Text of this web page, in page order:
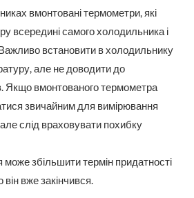
вмонтовані термометри, які
всередині самого холодильника і
встановити в холодильнику
але не доводити до
Якщо вмонтованого термометра
звичайним для вимірювання
слід враховувати похибку
може збільшити термін придатності
він вже закінчився.